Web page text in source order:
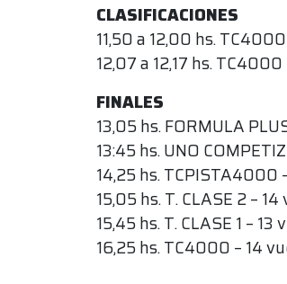
CLASIFICACIONES
11,50 a 12,00 hs. TC4000
12,07 a 12,17 hs. TC4000
FINALES
13,05 hs. FORMULA
13:45 hs. UNO
14,25 hs.
15,05 hs. T. CLASE 2 –
15,45 hs. T. CLASE 1 –
16,25 hs. TC4000 – 14